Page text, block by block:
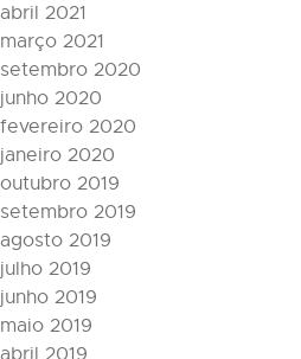
abril 2021
março 2021
setembro 2020
junho 2020
fevereiro 2020
janeiro 2020
outubro 2019
setembro 2019
agosto 2019
julho 2019
junho 2019
maio 2019
abril 2019